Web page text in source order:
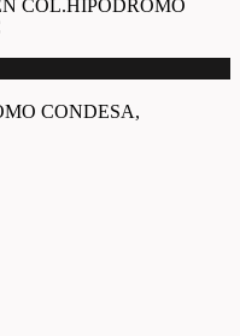
CONDESA,